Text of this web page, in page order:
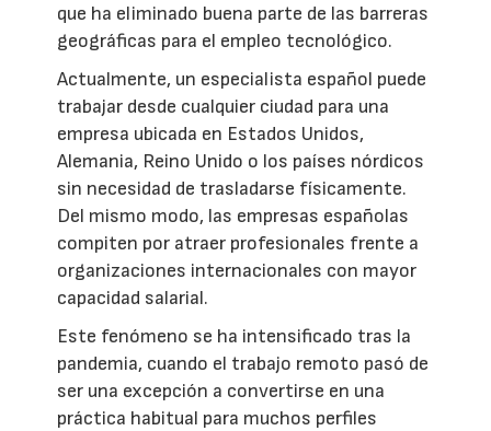
que ha eliminado buena parte de las barreras
geográficas para el empleo tecnológico.
Actualmente, un especialista español puede
trabajar desde cualquier ciudad para una
empresa ubicada en Estados Unidos,
Alemania, Reino Unido o los países nórdicos
sin necesidad de trasladarse físicamente.
Del mismo modo, las empresas españolas
compiten por atraer profesionales frente a
organizaciones internacionales con mayor
capacidad salarial.
Este fenómeno se ha intensificado tras la
pandemia, cuando el trabajo remoto pasó de
ser una excepción a convertirse en una
práctica habitual para muchos perfiles